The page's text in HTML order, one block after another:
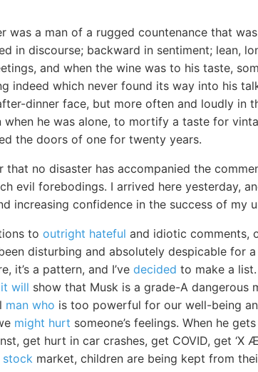
was a man of a rugged countenance that
in discourse; backward in sentiment; lean,
and when the wine was to his taste,
indeed which never found its way into his
dinner face, but more often and loudly in
he was alone, to mortify a taste for
the doors of one for twenty years.
that no disaster has accompanied the
evil forebodings. I arrived here yesterday,
increasing confidence in the success of my
to outright hateful and idiotic comments,
disturbing and absolutely despicable for
it’s a pattern, and I’ve decided to make a
it will show that Musk is a grade-A dangerous
man who is too powerful for our well-being
might hurt someone’s feelings. When he
get hurt in car crashes, get COVID, get ‘X
stock market, children are being kept from